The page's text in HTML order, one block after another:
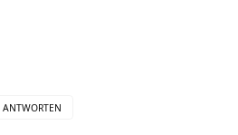
ANTWORTEN